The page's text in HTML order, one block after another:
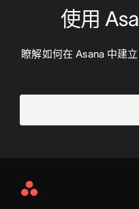
使用
瞭解如何在 Asana 中建
Asana